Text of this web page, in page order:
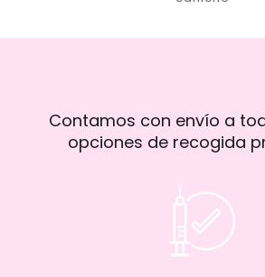
Contamos con envío a
opciones de recogida